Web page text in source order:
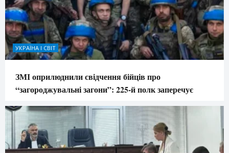
УКРАЇНА І СВІТ
ЗМІ оприлюднили свідчення бійців про
“загороджувальні загони”: 225-й полк заперечує